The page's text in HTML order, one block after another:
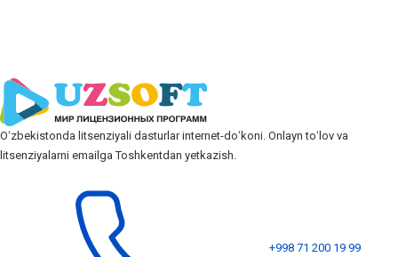
Oʻzbekistonda litsenziyali dasturlar internet-doʻkoni. Onlayn toʻlov va
litsenziyalarni emailga Toshkentdan yetkazish.
+998 71 200 19 99